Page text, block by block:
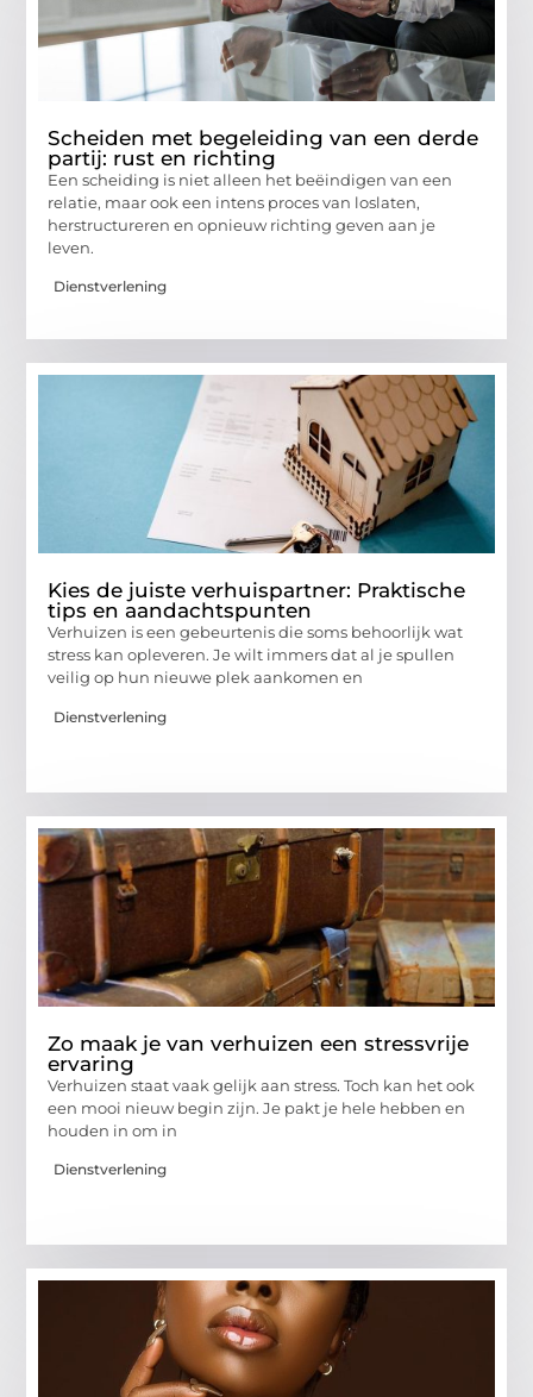
Scheiden met begeleiding van een derde
partij: rust en richting
Een scheiding is niet alleen het beëindigen van een
relatie, maar ook een intens proces van loslaten,
herstructureren en opnieuw richting geven aan je
leven.
Dienstverlening
Kies de juiste verhuispartner: Praktische
tips en aandachtspunten
Verhuizen is een gebeurtenis die soms behoorlijk wat
stress kan opleveren. Je wilt immers dat al je spullen
veilig op hun nieuwe plek aankomen en
Dienstverlening
Zo maak je van verhuizen een stressvrije
ervaring
Verhuizen staat vaak gelijk aan stress. Toch kan het ook
een mooi nieuw begin zijn. Je pakt je hele hebben en
houden in om in
Dienstverlening